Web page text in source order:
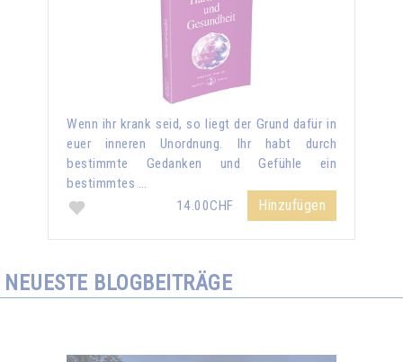
Wenn ihr krank seid, so liegt der Grund dafür in
euer inneren Unordnung. Ihr habt durch
bestimmte Gedanken und Gefühle ein
bestimmtes …
14.00CHF
Hinzufügen
NEUESTE BLOGBEITRÄGE